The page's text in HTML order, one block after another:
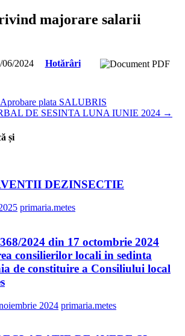
majorare salarii
06/2024 Hotărâri
plata SALUBRIS
DE SESINTA LUNA IUNIE 2024 →
și
DEZINSECTIE
primaria.metes
2024 din 17 octombrie 2024
consilierilor locali in sedinta
de constituire a Consiliului local
2024 primaria.metes